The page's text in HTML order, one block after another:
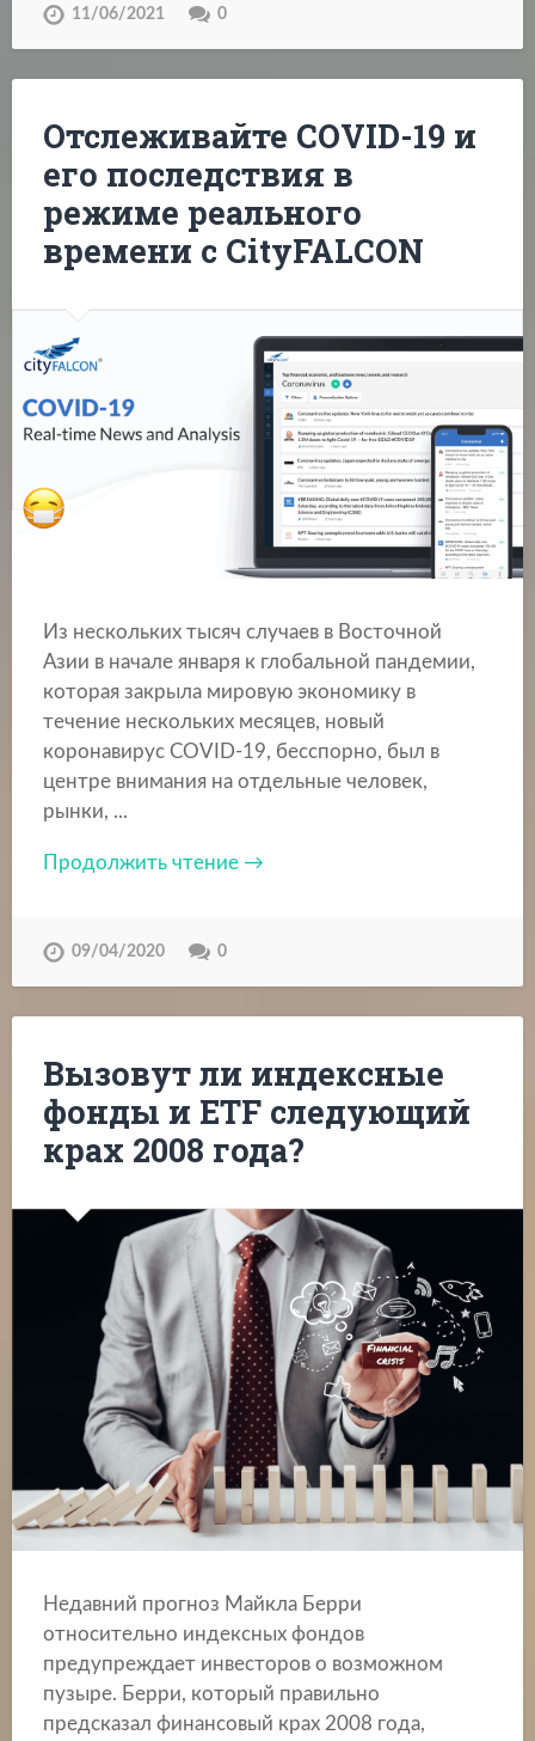
11/06/2021 0
Отслеживайте COVID-19 и
его последствия в
режиме реального
времени с CityFALCON
Из нескольких тысяч случаев в Восточной
Азии в начале января к глобальной пандемии,
которая закрыла мировую экономику в
течение нескольких месяцев, новый
коронавирус COVID-19, бесспорно, был в
центре внимания на отдельные человек,
рынки, ...
Продолжить чтение →
09/04/2020 0
Вызовут ли индексные
фонды и ETF следующий
крах 2008 года?
Недавний прогноз Майкла Берри
относительно индексных фондов
предупреждает инвесторов о возможном
пузыре. Берри, который правильно
предсказал финансовый крах 2008 года,